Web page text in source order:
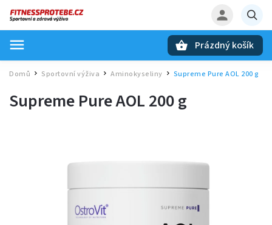
Prázdný košík
Domů / Sportovní výživa / Aminokyseliny Supreme Pure AOL 200 g
Supreme Pure AOL 200 g